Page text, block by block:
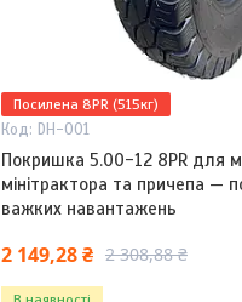
Посилена 8PR (515кг)
DH-001
Покришка 5.00-12 8PR для
мінітрактора та причепа —
важких навантажень
2 149,28 ₴ 2 308,88 ₴